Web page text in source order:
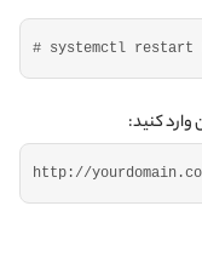
# systemctl restart
http: //